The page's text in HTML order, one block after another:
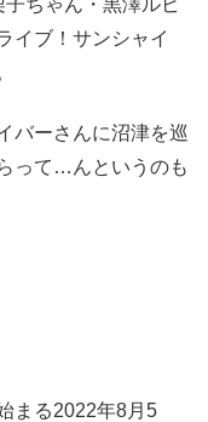
イブ！サンシャイ
バーさんに沼津を巡
って…んというのも
まる2022年8月5